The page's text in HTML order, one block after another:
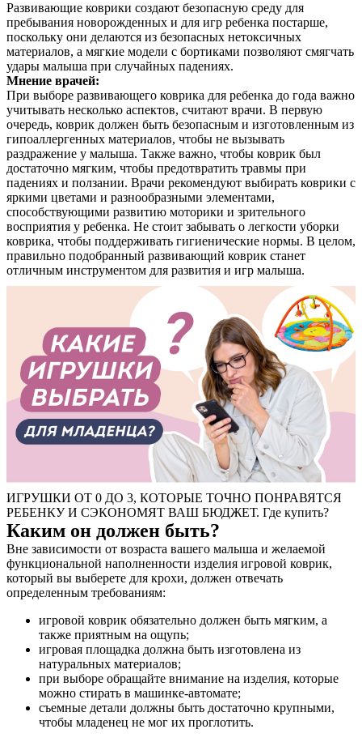
Развивающие коврики создают безопасную среду для
пребывания новорожденных и для игр ребенка постарше,
поскольку они делаются из безопасных нетоксичных
материалов, а мягкие модели с бортиками позволяют смягчать
удары малыша при случайных падениях.
Мнение врачей:
При выборе развивающего коврика для ребенка до года важно
учитывать несколько аспектов, считают врачи. В первую
очередь, коврик должен быть безопасным и изготовленным из
гипоаллергенных материалов, чтобы не вызывать
раздражение у малыша. Также важно, чтобы коврик был
достаточно мягким, чтобы предотвратить травмы при
падениях и ползании. Врачи рекомендуют выбирать коврики с
яркими цветами и разнообразными элементами,
способствующими развитию моторики и зрительного
восприятия у ребенка. Не стоит забывать о легкости уборки
коврика, чтобы поддерживать гигиенические нормы. В целом,
правильно подобранный развивающий коврик станет
отличным инструментом для развития и игр малыша.
ИГРУШКИ ОТ 0 ДО 3, КОТОРЫЕ ТОЧНО ПОНРАВЯТСЯ
РЕБЕНКУ И СЭКОНОМЯТ ВАШ БЮДЖЕТ. Где купить?
Каким он должен быть?
Вне зависимости от возраста вашего малыша и желаемой
функциональной наполненности изделия игровой коврик,
который вы выберете для крохи, должен отвечать
определенным требованиям:
игровой коврик обязательно должен быть мягким, а
также приятным на ощупь;
игровая площадка должна быть изготовлена из
натуральных материалов;
при выборе обращайте внимание на изделия, которые
можно стирать в машинке-автомате;
съемные детали должны быть достаточно крупными,
чтобы младенец не мог их проглотить.